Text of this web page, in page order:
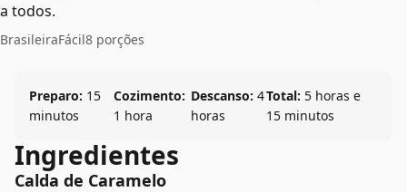
a todos.
BrasileiraFácil8 porções
Preparo: 15
minutos
Cozimento:
1 hora
Descanso: 4
horas
Total: 5 horas e
15 minutos
Ingredientes
Calda de Caramelo